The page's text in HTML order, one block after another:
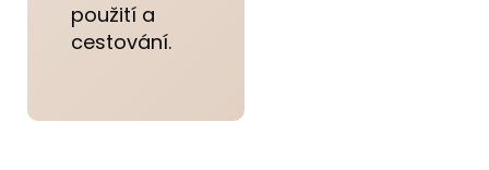
použití a
cestování.